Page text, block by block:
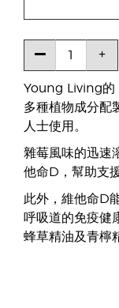
Young Living的
多種植物成分配
人士使用。
雜莓風味的迅速
他命D，幫助支
此外，維他命D
呼吸道的免疫健
蜂草精油及青檸